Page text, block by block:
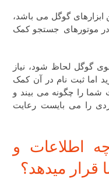
ابزارهای گوگل می باشد،
در موتورهای جستجو کمک
گوگل لحاظ شود، نیاز
اما ثبت نام در آن کمک
را چگونه می بیند و
را می بایست رعایت
اطلاعات و
قرار میدهد؟